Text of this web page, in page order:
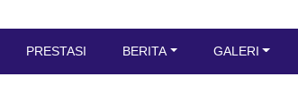
PRESTASI BERITA GALERI